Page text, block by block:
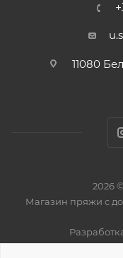
11080
2026
Магазин пряжи с